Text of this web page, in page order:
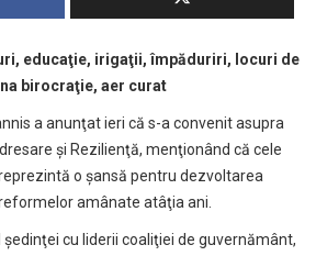
educaţie, irigaţii, împăduriri, locuri de
birocraţie, aer curat
a anunţat ieri că s-a convenit asupra
şi Rezilienţă, menţionând că cele
o şansă pentru dezvoltarea
amânate atâţia ani.
şedinţei cu liderii coaliţiei de guvernământ,